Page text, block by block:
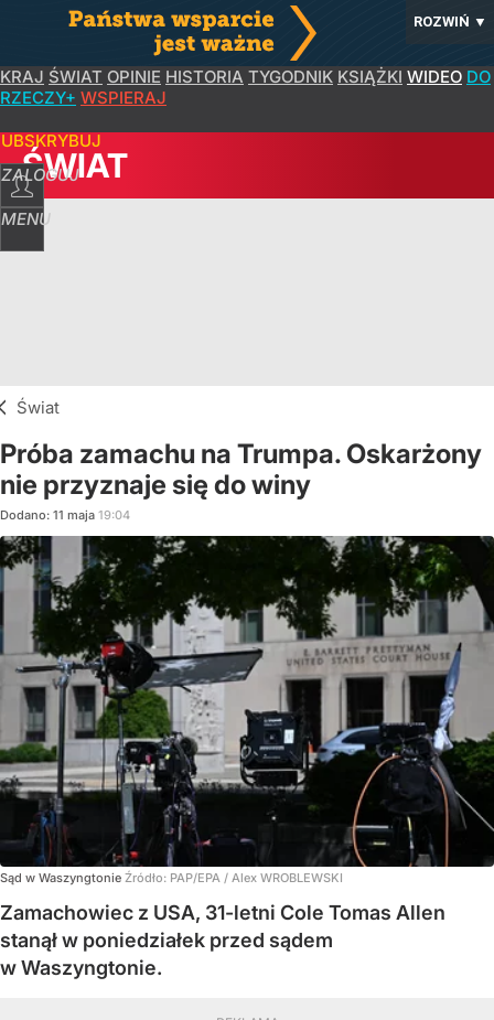
ROZWIŃ ▼
KRAJ ŚWIAT OPINIE HISTORIA TYGODNIK KSIĄŻKI WIDEO DO
RZECZY+ WSPIERAJ
ZALOGUJ
MENU
ŚWIAT
Świat
Próba zamachu na Trumpa. Oskarżony
nie przyznaje się do winy
Dodano: 11 maja 19:04
Sąd w Waszyngtonie Źródło: PAP/EPA / Alex WROBLEWSKI
Zamachowiec z USA, 31-letni Cole Tomas Allen
stanął w poniedziałek przed sądem
w Waszyngtonie.